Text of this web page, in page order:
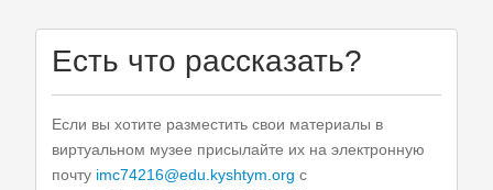
Есть что рассказать?
Если вы хотите разместить свои материалы в
виртуальном музее присылайте их на электронную
почту imc74216@edu.kyshtym.org с